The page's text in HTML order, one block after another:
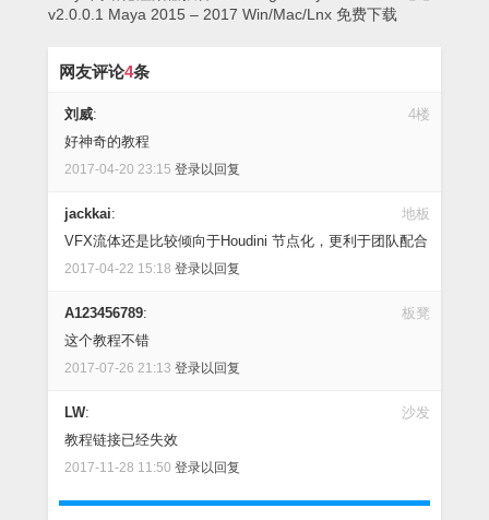
v2.0.0.1 Maya 2015 – 2017 Win/Mac/Lnx 免费下载
网友评论4条
4楼
刘威:
好神奇的教程
2017-04-20 23:15 登录以回复
地板
jackkai:
VFX流体还是比较倾向于Houdini 节点化，更利于团队配合
2017-04-22 15:18 登录以回复
板凳
A123456789:
这个教程不错
2017-07-26 21:13 登录以回复
沙发
LW:
教程链接已经失效
2017-11-28 11:50 登录以回复